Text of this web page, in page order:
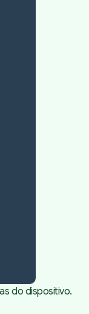
do dispositivo.